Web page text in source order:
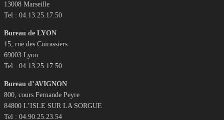
13008 Marseille
Tel : 04.13.25.17.50
Bureau de LYON
15, rue des Cuirassiers
69003 Lyon
Tel : 04.13.25.17.50
Bureau d’AVIGNON
800, cours Fernande Peyre
84800 L’ISLE SUR LA SORGUE
Tel : 04.90.25.23.54